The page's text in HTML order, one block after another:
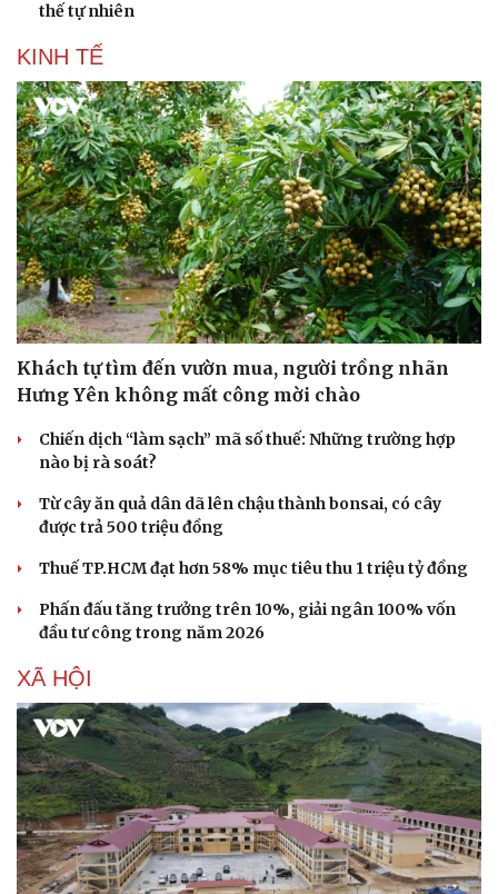
Sân khấu - Điện ảnh
Văn học
Âm nhạc
Nghệ sĩ
Thời trang
thế tự nhiên
KINH TẾ
Khách tự tìm đến vườn mua, người trồng nhãn
Hưng Yên không mất công mời chào
Chiến dịch “làm sạch” mã số thuế: Những trường hợp
nào bị rà soát?
Từ cây ăn quả dân dã lên chậu thành bonsai, có cây
được trả 500 triệu đồng
Thuế TP.HCM đạt hơn 58% mục tiêu thu 1 triệu tỷ đồng
Phấn đấu tăng trưởng trên 10%, giải ngân 100% vốn
đầu tư công trong năm 2026
XÃ HỘI